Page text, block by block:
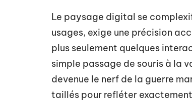
Le paysage digital se
usages, exige une précision
plus seulement quelques
simple passage de souris à la
devenue le nerf de la guerre
taillés pour refléter